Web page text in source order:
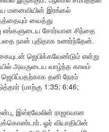
மனைவியின் இரங்கல்
வைத்து
எங்களுடைய சோர்வான சிந்தை
நான் புதிதாக உணர்ந்தேன்.
ஜெபிக்கவேண்டும் என்று
அவருடைய வாழ்ந்த காலம்
தனி நேரம்
(மாற்கு 1:35; 6:46;
இஸ்ரவேலின் ராஜாவான
ஓர் வியாதியின்